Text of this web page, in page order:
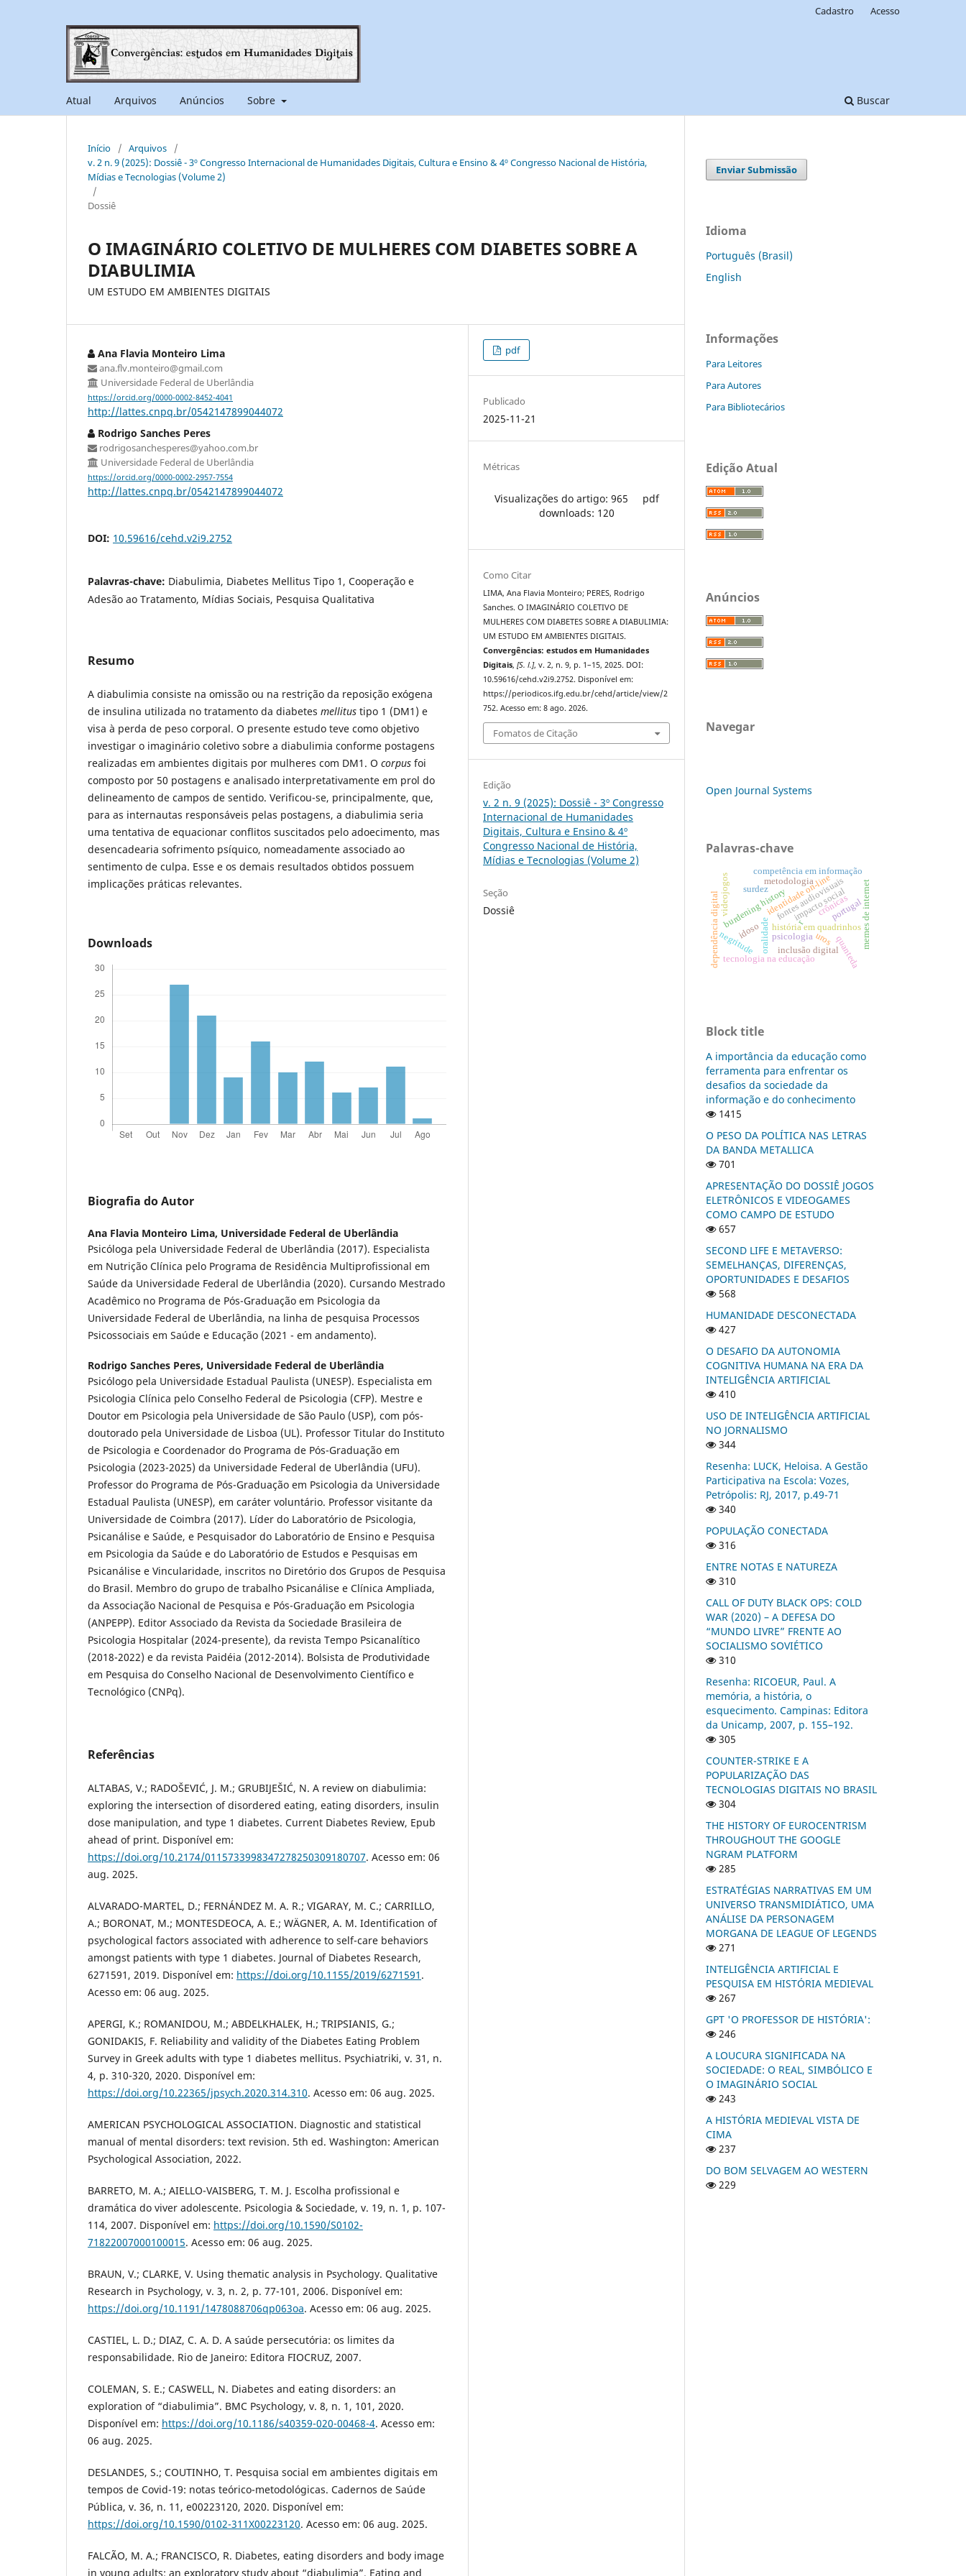
Atual Arquivos Anúncios Sobre Buscar
Cadastro Acesso
Início / Arquivos
/
v. 2 n. 9 (2025): Dossiê - 3º Congresso Internacional de Humanidades Digitais, Cultura e Ensino & 4º Congresso Nacional de História,
Mídias e Tecnologias (Volume 2)
/
Dossiê
O IMAGINÁRIO COLETIVO DE MULHERES COM DIABETES SOBRE A
DIABULIMIA
UM ESTUDO EM AMBIENTES DIGITAIS
Ana Flavia Monteiro Lima
ana.flv.monteiro@gmail.com
Universidade Federal de Uberlândia
https://orcid.org/0000-0002-8452-4041
http://lattes.cnpq.br/0542147899044072
Rodrigo Sanches Peres
rodrigosanchesperes@yahoo.com.br
Universidade Federal de Uberlândia
https://orcid.org/0000-0002-2957-7554
http://lattes.cnpq.br/0542147899044072
DOI: 10.59616/cehd.v2i9.2752
Palavras-chave: Diabulimia, Diabetes Mellitus Tipo 1, Cooperação e
Adesão ao Tratamento, Mídias Sociais, Pesquisa Qualitativa
Resumo
A diabulimia consiste na omissão ou na restrição da reposição exógena
de insulina utilizada no tratamento da diabetes mellitus tipo 1 (DM1) e
visa à perda de peso corporal. O presente estudo teve como objetivo
investigar o imaginário coletivo sobre a diabulimia conforme postagens
realizadas em ambientes digitais por mulheres com DM1. O corpus foi
composto por 50 postagens e analisado interpretativamente em prol do
delineamento de campos de sentido. Verificou-se, principalmente, que,
para as internautas responsáveis pelas postagens, a diabulimia seria
uma tentativa de equacionar conflitos suscitados pelo adoecimento, mas
desencadearia sofrimento psíquico, nomeadamente associado ao
sentimento de culpa. Esse e os demais resultados obtidos possuem
implicações práticas relevantes.
Downloads
Biografia do Autor
Ana Flavia Monteiro Lima, Universidade Federal de Uberlândia
Psicóloga pela Universidade Federal de Uberlândia (2017). Especialista
em Nutrição Clínica pelo Programa de Residência Multiprofissional em
Saúde da Universidade Federal de Uberlândia (2020). Cursando Mestrado
Acadêmico no Programa de Pós-Graduação em Psicologia da
Universidade Federal de Uberlândia, na linha de pesquisa Processos
Psicossociais em Saúde e Educação (2021 - em andamento).
Rodrigo Sanches Peres, Universidade Federal de Uberlândia
Psicólogo pela Universidade Estadual Paulista (UNESP). Especialista em
Psicologia Clínica pelo Conselho Federal de Psicologia (CFP). Mestre e
Doutor em Psicologia pela Universidade de São Paulo (USP), com pós-
doutorado pela Universidade de Lisboa (UL). Professor Titular do Instituto
de Psicologia e Coordenador do Programa de Pós-Graduação em
Psicologia (2023-2025) da Universidade Federal de Uberlândia (UFU).
Professor do Programa de Pós-Graduação em Psicologia da Universidade
Estadual Paulista (UNESP), em caráter voluntário. Professor visitante da
Universidade de Coimbra (2017). Líder do Laboratório de Psicologia,
Psicanálise e Saúde, e Pesquisador do Laboratório de Ensino e Pesquisa
em Psicologia da Saúde e do Laboratório de Estudos e Pesquisas em
Psicanálise e Vincularidade, inscritos no Diretório dos Grupos de Pesquisa
do Brasil. Membro do grupo de trabalho Psicanálise e Clínica Ampliada,
da Associação Nacional de Pesquisa e Pós-Graduação em Psicologia
(ANPEPP). Editor Associado da Revista da Sociedade Brasileira de
Psicologia Hospitalar (2024-presente), da revista Tempo Psicanalítico
(2018-2022) e da revista Paidéia (2012-2014). Bolsista de Produtividade
em Pesquisa do Conselho Nacional de Desenvolvimento Científico e
Tecnológico (CNPq).
Referências
ALTABAS, V.; RADOŠEVIĆ, J. M.; GRUBIJEŠIĆ, N. A review on diabulimia:
exploring the intersection of disordered eating, eating disorders, insulin
dose manipulation, and type 1 diabetes. Current Diabetes Review, Epub
ahead of print. Disponível em:
https://doi.org/10.2174/0115733998347278250309180707. Acesso em: 06
aug. 2025.
ALVARADO-MARTEL, D.; FERNÁNDEZ M. A. R.; VIGARAY, M. C.; CARRILLO,
A.; BORONAT, M.; MONTESDEOCA, A. E.; WÄGNER, A. M. Identification of
psychological factors associated with adherence to self-care behaviors
amongst patients with type 1 diabetes. Journal of Diabetes Research,
6271591, 2019. Disponível em: https://doi.org/10.1155/2019/6271591 .
Acesso em: 06 aug. 2025.
APERGI, K.; ROMANIDOU, Μ.; ABDELKHALEK, Η.; TRIPSIANIS, G.;
GONIDAKIS, F. Reliability and validity of the Diabetes Eating Problem
Survey in Greek adults with type 1 diabetes mellitus. Psychiatriki, v. 31, n.
4, p. 310-320, 2020. Disponível em:
https://doi.org/10.22365/jpsych.2020.314.310. Acesso em: 06 aug. 2025.
AMERICAN PSYCHOLOGICAL ASSOCIATION. Diagnostic and statistical
manual of mental disorders: text revision. 5th ed. Washington: American
Psychological Association, 2022.
BARRETO, M. A.; AIELLO-VAISBERG, T. M. J. Escolha profissional e
dramática do viver adolescente. Psicologia & Sociedade, v. 19, n. 1, p. 107-
114, 2007. Disponível em: https://doi.org/10.1590/S0102-
71822007000100015. Acesso em: 06 aug. 2025.
BRAUN, V.; CLARKE, V. Using thematic analysis in Psychology. Qualitative
Research in Psychology, v. 3, n. 2, p. 77-101, 2006. Disponível em:
https://doi.org/10.1191/1478088706qp063oa. Acesso em: 06 aug. 2025.
CASTIEL, L. D.; DIAZ, C. A. D. A saúde persecutória: os limites da
responsabilidade. Rio de Janeiro: Editora FIOCRUZ, 2007.
COLEMAN, S. E.; CASWELL, N. Diabetes and eating disorders: an
exploration of “diabulimia”. BMC Psychology, v. 8, n. 1, 101, 2020.
Disponível em: https://doi.org/10.1186/s40359-020-00468-4. Acesso em:
06 aug. 2025.
DESLANDES, S.; COUTINHO, T. Pesquisa social em ambientes digitais em
tempos de Covid-19: notas teórico-metodológicas. Cadernos de Saúde
Pública, v. 36, n. 11, e00223120, 2020. Disponível em:
https://doi.org/10.1590/0102-311X00223120. Acesso em: 06 aug. 2025.
FALCÃO, M. A.; FRANCISCO, R. Diabetes, eating disorders and body image
in young adults: an exploratory study about “diabulimia”. Eating and
pdf
Publicado
2025-11-21
Métricas
Visualizações do artigo: 965
pdf
downloads: 120
Como Citar
LIMA, Ana Flavia Monteiro; PERES, Rodrigo
Sanches. O IMAGINÁRIO COLETIVO DE
MULHERES COM DIABETES SOBRE A DIABULIMIA:
UM ESTUDO EM AMBIENTES DIGITAIS.
Convergências: estudos em Humanidades
Digitais,[S. l.], v. 2, n. 9, p. 1–15, 2025. DOI:
10.59616/cehd.v2i9.2752. Disponível em:
https://periodicos.ifg.edu.br/cehd/article/view/2
752. Acesso em: 8 ago. 2026.
Fomatos de Citação
Edição
v. 2 n. 9 (2025): Dossiê - 3º Congresso
Internacional de Humanidades
Digitais, Cultura e Ensino & 4º
Congresso Nacional de História,
Mídias e Tecnologias (Volume 2)
Seção
Dossiê
Enviar Submissão
Idioma
Português (Brasil)
English
Informações
Para Leitores
Para Autores
Para Bibliotecários
Edição Atual
Anúncios
Navegar
Open Journal Systems
Palavras-chave
idoso
identidade on-line
história em quadrinhos
burdening history
metodologia
oralidade
dependência digital impacto social
psicologia
tecnologia na educação
memes de internet
uros
crônicas
surdez
competência em informação
inclusão digital
fontes audiovisuais
videojogos
r
portugal
quanteda
negritude
Block title
A importância da educação como
ferramenta para enfrentar os
desafios da sociedade da
informação e do conhecimento
1415
O PESO DA POLÍTICA NAS LETRAS
DA BANDA METALLICA
701
APRESENTAÇÃO DO DOSSIÊ JOGOS
ELETRÔNICOS E VIDEOGAMES
COMO CAMPO DE ESTUDO
657
SECOND LIFE E METAVERSO:
SEMELHANÇAS, DIFERENÇAS,
OPORTUNIDADES E DESAFIOS
568
HUMANIDADE DESCONECTADA
427
O DESAFIO DA AUTONOMIA
COGNITIVA HUMANA NA ERA DA
INTELIGÊNCIA ARTIFICIAL
410
USO DE INTELIGÊNCIA ARTIFICIAL
NO JORNALISMO
344
Resenha: LUCK, Heloisa. A Gestão
Participativa na Escola: Vozes,
Petrópolis: RJ, 2017, p.49-71
340
POPULAÇÃO CONECTADA
316
ENTRE NOTAS E NATUREZA
310
CALL OF DUTY BLACK OPS: COLD
WAR (2020) – A DEFESA DO
“MUNDO LIVRE” FRENTE AO
SOCIALISMO SOVIÉTICO
310
Resenha: RICOEUR, Paul. A
memória, a história, o
esquecimento. Campinas: Editora
da Unicamp, 2007, p. 155–192.
305
COUNTER-STRIKE E A
POPULARIZAÇÃO DAS
TECNOLOGIAS DIGITAIS NO BRASIL
304
THE HISTORY OF EUROCENTRISM
THROUGHOUT THE GOOGLE
NGRAM PLATFORM
285
ESTRATÉGIAS NARRATIVAS EM UM
UNIVERSO TRANSMIDIÁTICO, UMA
ANÁLISE DA PERSONAGEM
MORGANA DE LEAGUE OF LEGENDS
271
INTELIGÊNCIA ARTIFICIAL E
PESQUISA EM HISTÓRIA MEDIEVAL
267
GPT 'O PROFESSOR DE HISTÓRIA':
246
A LOUCURA SIGNIFICADA NA
SOCIEDADE: O REAL, SIMBÓLICO E
O IMAGINÁRIO SOCIAL
243
A HISTÓRIA MEDIEVAL VISTA DE
CIMA
237
DO BOM SELVAGEM AO WESTERN
229